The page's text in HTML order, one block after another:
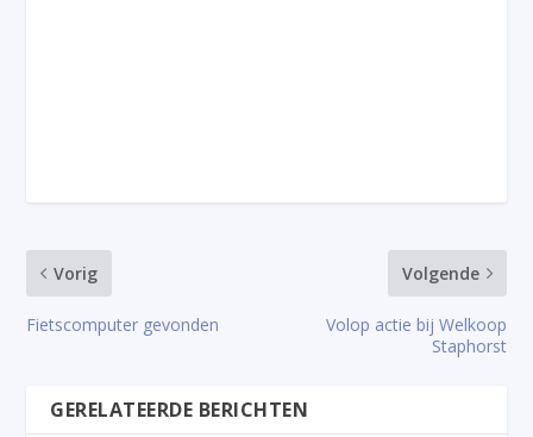
Vorig
Fietscomputer gevonden
Volgende
Volop actie bij Welkoop
Staphorst
GERELATEERDE BERICHTEN